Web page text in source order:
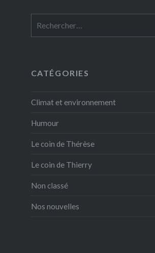
CATÉGORIES
Climat et environnement
Humour
Le coin de Thérèse
Le coin de Thierry
Non classé
Nos nouvelles